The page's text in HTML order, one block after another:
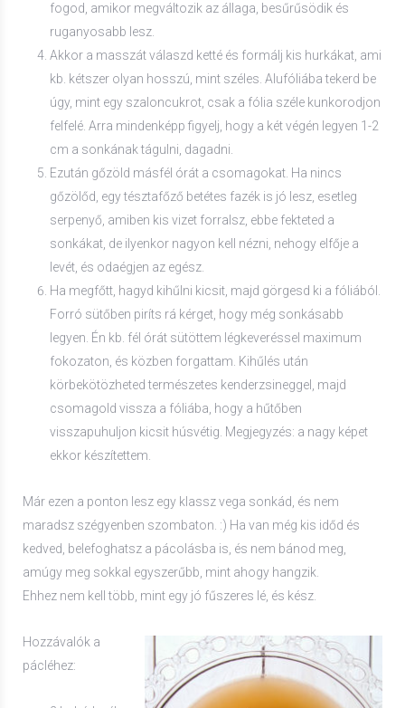
fogod, amikor megváltozik az állaga, besűrűsödik és
ruganyosabb lesz.
Akkor a masszát válaszd ketté és formálj kis hurkákat, ami
kb. kétszer olyan hosszú, mint széles. Alufóliába tekerd be
úgy, mint egy szaloncukrot, csak a fólia széle kunkorodjon
felfelé. Arra mindenképp figyelj, hogy a két végén legyen 1-2
cm a sonkának tágulni, dagadni.
Ezután gőzöld másfél órát a csomagokat. Ha nincs
gőzölőd, egy tésztafőző betétes fazék is jó lesz, esetleg
serpenyő, amiben kis vizet forralsz, ebbe fekteted a
sonkákat, de ilyenkor nagyon kell nézni, nehogy elfője a
levét, és odaégjen az egész.
Ha megfőtt, hagyd kihűlni kicsit, majd görgesd ki a fóliából.
Forró sütőben piríts rá kérget, hogy még sonkásabb
legyen. Én kb. fél órát sütöttem légkeveréssel maximum
fokozaton, és közben forgattam. Kihűlés után
körbekötözheted természetes kenderzsineggel, majd
csomagold vissza a fóliába, hogy a hűtőben
visszapuhuljon kicsit húsvétig. Megjegyzés: a nagy képet
ekkor készítettem.
Már ezen a ponton lesz egy klassz vega sonkád, és nem
maradsz szégyenben szombaton. :) Ha van még kis időd és
kedved, belefoghatsz a pácolásba is, és nem bánod meg,
amúgy meg sokkal egyszerűbb, mint ahogy hangzik.
Ehhez nem kell több, mint egy jó fűszeres lé, és kész.
Hozzávalók a
pácléhez: